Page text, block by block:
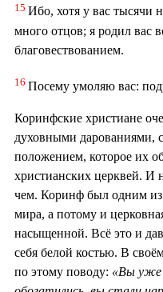
15 Ибо, хотя у вас тысячи
много отцов; я родил вас
благовествованием.
16 Посему умоляю вас:
Коринфские христиане
духовными дарованиями,
положением, которое их
христианских церквей. И
чем. Коринф был одним из
мира, а потому и
насыщенной. Всё это и
себя белой костью. В
по этому поводу: «Вы уже